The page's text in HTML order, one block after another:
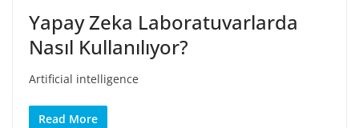
Yapay Zeka Laboratuvarlarda
Nasıl Kullanılıyor?
Artificial intelligence
Read More